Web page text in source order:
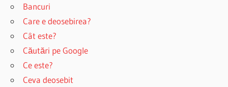
Bancuri
Care e deosebirea?
Cât este?
Căutări pe Google
Ce este?
Ceva deosebit